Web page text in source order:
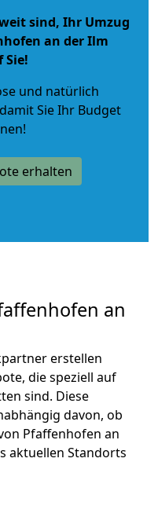
sind, Ihr Umzug
an der Ilm
und natürlich
Sie Ihr Budget
erhalten
an
erstellen
die speziell auf
sind. Diese
davon, ob
Pfaffenhofen an
aktuellen Standorts